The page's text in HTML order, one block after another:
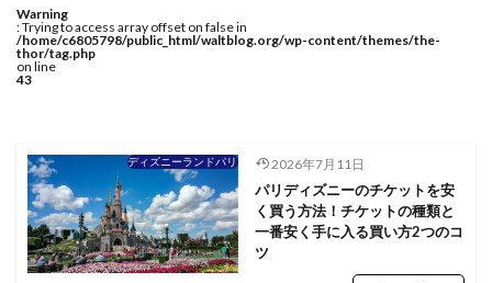
Warning
: Trying to access array offset on false in
/home/c6805798/public_html/waltblog.org/wp-content/themes/the-
thor/tag.php
on line
43
ディズニーランドパリ 2026年7月11日
パリディズニーのチケットを安
く買う方法！チケットの種類と
一番安く手に入る買い方2つのコ
ツ